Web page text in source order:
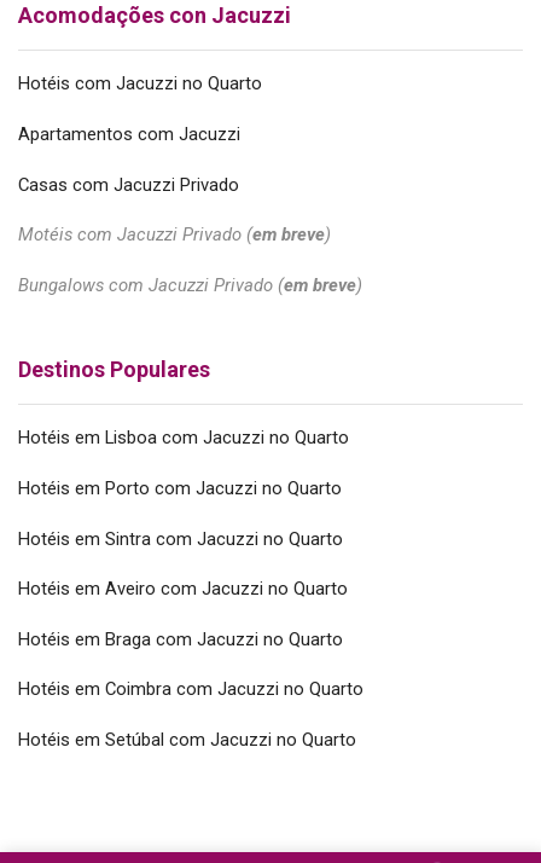
Acomodações con Jacuzzi
Hotéis com Jacuzzi no Quarto
Apartamentos com Jacuzzi
Casas com Jacuzzi Privado
Motéis com Jacuzzi Privado (em breve)
Bungalows com Jacuzzi Privado (em breve)
Destinos Populares
Hotéis em Lisboa com Jacuzzi no Quarto
Hotéis em Porto com Jacuzzi no Quarto
Hotéis em Sintra com Jacuzzi no Quarto
Hotéis em Aveiro com Jacuzzi no Quarto
Hotéis em Braga com Jacuzzi no Quarto
Hotéis em Coimbra com Jacuzzi no Quarto
Hotéis em Setúbal com Jacuzzi no Quarto